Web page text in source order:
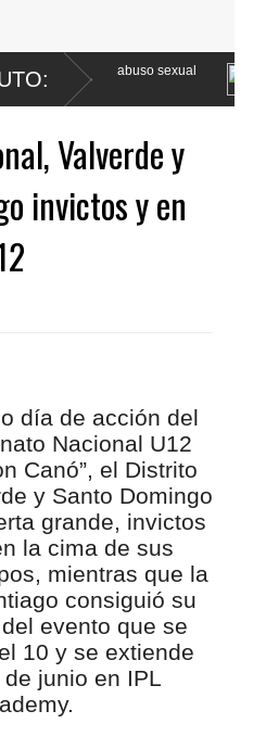
Poder Ejecutivo
Valverde y
invictos y en